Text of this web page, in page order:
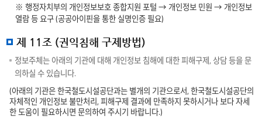
※ 행정자치부의 개인정보보호 종합지원 포털 → 개인정보 민원 → 개인정보
열람 등 요구 (공공아이핀을 통한 실명인증 필요)
제 11조 (권익침해 구제방법)
정보주체는 아래의 기관에 대해 개인정보 침해에 대한 피해구제, 상담 등을 문
의하실 수 있습니다.
(아래의 기관은 한국철도시설공단과는 별개의 기관으로서, 한국철도시설공단의
자체적인 개인정보 불만처리, 피해구제 결과에 만족하지 못하시거나 보다 자세
한 도움이 필요하시면 문의하여 주시기 바랍니다.)